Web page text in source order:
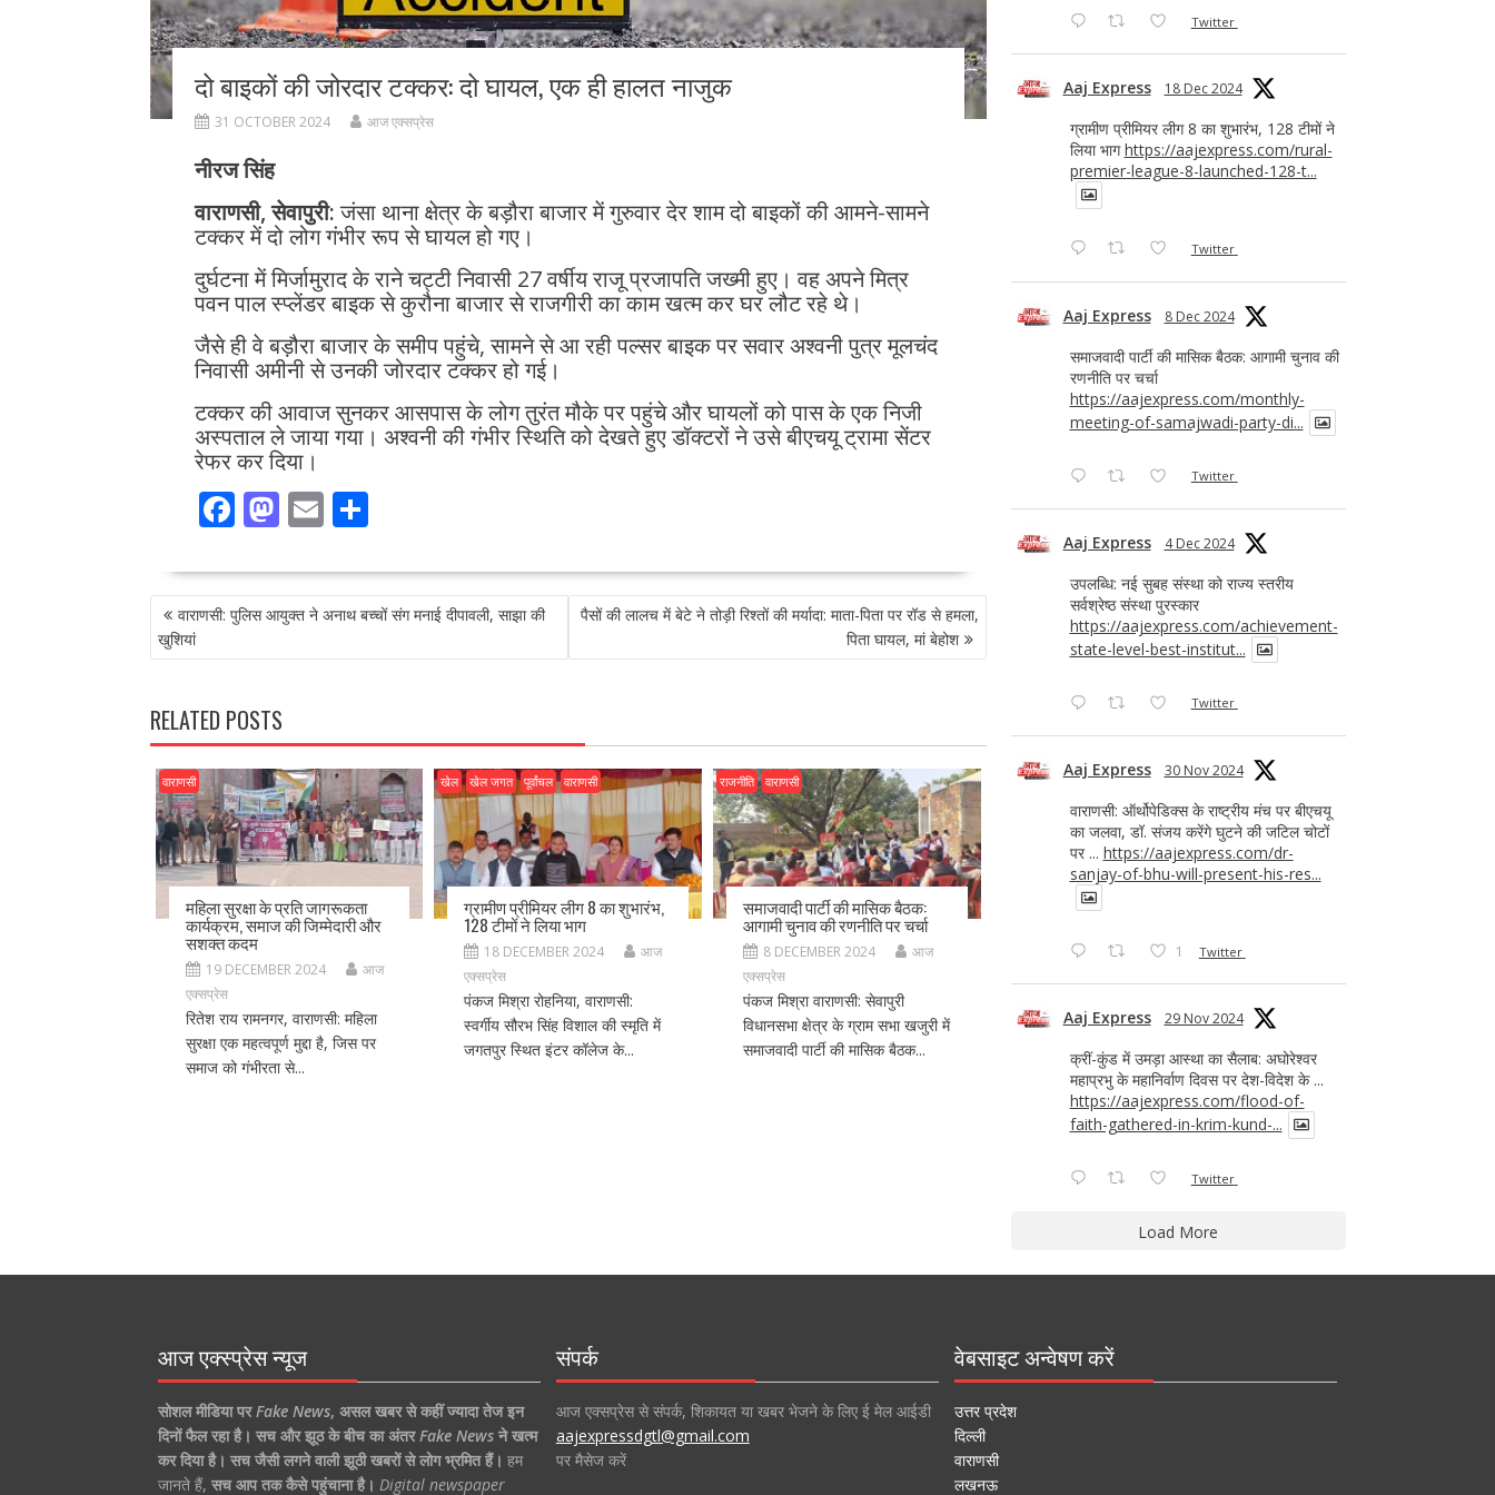
दो बाइकों की जोरदार टक्कर: दो घायल, एक ही हालत नाजुक
31 OCTOBER 2024 आज एक्सप्रेस
नीरज सिंह
वाराणसी, सेवापुरी:जंसा थाना क्षेत्र के बड़ौरा बाजार में गुरुवार देर शाम दो बाइकों की आमने-सामने
टक्कर में दो लोग गंभीर रूप से घायल हो गए।
दुर्घटना में मिर्जामुराद के राने चट्टी निवासी 27 वर्षीय राजू प्रजापति जख्मी हुए। वह अपने मित्र
पवन पाल स्प्लेंडर बाइक से कुरौना बाजार से राजगीरी का काम खत्म कर घर लौट रहे थे।
जैसे ही वे बड़ौरा बाजार के समीप पहुंचे, सामने से आ रही पल्सर बाइक पर सवार अश्वनी पुत्र मूलचंद
निवासी अमीनी से उनकी जोरदार टक्कर हो गई।
टक्कर की आवाज सुनकर आसपास के लोग तुरंत मौके पर पहुंचे और घायलों को पास के एक निजी
अस्पताल ले जाया गया। अश्वनी की गंभीर स्थिति को देखते हुए डॉक्टरों ने उसे बीएचयू ट्रामा सेंटर
रेफर कर दिया।
F
e
b
o
k
M
to
d
o
E
ai
l
S
ar
e
POST
NAVIGATION
वाराणसी: पुलिस आयुक्त ने अनाथ बच्चों संग मनाई दीपावली, साझा की
खुशियां
पैसों की लालच में बेटे ने तोड़ी रिश्तों की मर्यादा: माता-पिता पर रॉड से हमला,
पिता घायल, मां बेहोश
RELATED POSTS
वाराणसी
महिला सुरक्षा के प्रति जागरूकता
कार्यक्रम, समाज की जिम्मेदारी और
सशक्त कदम
19 DECEMBER 2024
आज
एक्सप्रेस
रितेश राय रामनगर, वाराणसी: महिला
सुरक्षा एक महत्वपूर्ण मुद्दा है, जिस पर
समाज को गंभीरता से...
खेल खेल जगत पूर्वांचल वाराणसी
ग्रामीण प्रीमियर लीग 8 का शुभारंभ,
128 टीमों ने लिया भाग
18 DECEMBER 2024
आज
एक्सप्रेस
पंकज मिश्रा रोहनिया, वाराणसी:
स्वर्गीय सौरभ सिंह विशाल की स्मृति में
जगतपुर स्थित इंटर कॉलेज के...
राजनीति वाराणसी
समाजवादी पार्टी की मासिक बैठक:
आगामी चुनाव की रणनीति पर चर्चा
8 DECEMBER 2024
आज
एक्सप्रेस
पंकज मिश्रा वाराणसी: सेवापुरी
विधानसभा क्षेत्र के ग्राम सभा खजुरी में
समाजवादी पार्टी की मासिक बैठक...
Twitter
Aaj Express 18 Dec 2024
ग्रामीण प्रीमियर लीग 8 का शुभारंभ, 128 टीमों ने
लिया भागhttps://aajexpress.com/rural-
premier-league-8-launched-128-t...
Twitter
Aaj Express 8 Dec 2024
समाजवादी पार्टी की मासिक बैठक: आगामी चुनाव की
रणनीति पर चर्चा
https://aajexpress.com/monthly-
meeting-of-samajwadi-party-di...
Twitter
Aaj Express 4 Dec 2024
उपलब्धि: नई सुबह संस्था को राज्य स्तरीय
सर्वश्रेष्ठ संस्था पुरस्कार
https://aajexpress.com/achievement-
state-level-best-institut...
Twitter
Aaj Express 30 Nov 2024
वाराणसी: ऑर्थोपेडिक्स के राष्ट्रीय मंच पर बीएचयू
का जलवा, डॉ. संजय करेंगे घुटने की जटिल चोटों
पर ... https://aajexpress.com/dr-
sanjay-of-bhu-will-present-his-res...
1 Twitter
Aaj Express 29 Nov 2024
क्रीं-कुंड में उमड़ा आस्था का सैलाब: अघोरेश्वर
महाप्रभु के महानिर्वाण दिवस पर देश-विदेश के ...
https://aajexpress.com/flood-of-
faith-gathered-in-krim-kund-...
Twitter
Load More
आज एक्स्प्रेस न्यूज
सोशल मीडिया पर Fake News, असल खबर से कहीं ज्यादा तेज इन
दिनों फैल रहा है। सच और झूठ के बीच का अंतर Fake Newsने खत्म
कर दिया है। सच जैसी लगने वाली झूठी खबरों से लोग भ्रमित हैं। हम
जानते हैं, सच आप तक कैसे पहुंचाना है। Digital newspaper
संपर्क
आज एक्सप्रेस से संपर्क, शिकायत या खबर भेजने के लिए ई मेल आईडी
aajexpressdgtl@gmail.com
पर मैसेज करें
वेबसाइट अन्वेषण करें
उत्तर प्रदेश
दिल्ली
वाराणसी
लखनऊ